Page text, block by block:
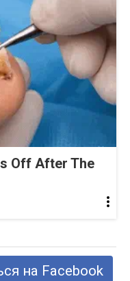
Off After The
на Facebook